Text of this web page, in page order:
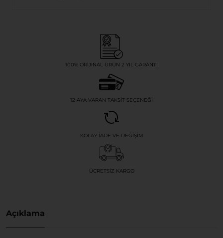
100% ORIJINAL ÜRÜN 2 YIL GARANTI
12 AYA VARAN TAKSIT SEÇENEĞI
KOLAY İADE VE DEĞIŞIM
ÜCRETSIZ KARGO
Açıklama